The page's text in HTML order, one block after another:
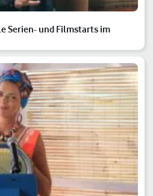
Serien- und Filmstarts im